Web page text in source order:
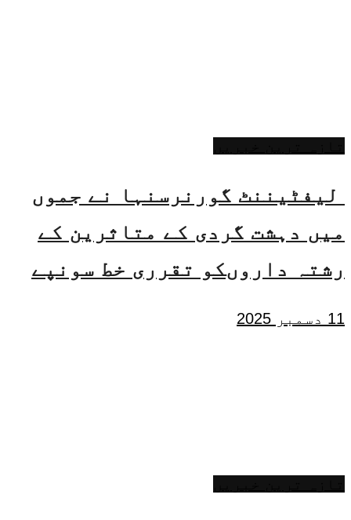
لیفٹیننٹ گورنرسنہا نے جموں
میں دہشت گردی کے متاثرین کے
رشتہ داروںکو تقرری خط سونپے
11 دسمبر 2025